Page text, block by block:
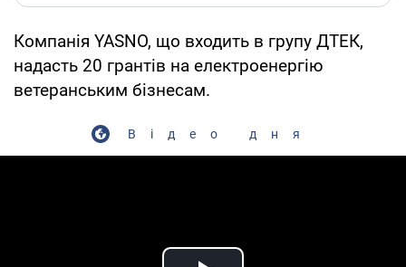
Компанія YASNO, що входить в групу ДТЕК,
надасть 20 грантів на електроенергію
ветеранським бізнесам.
Відео дня